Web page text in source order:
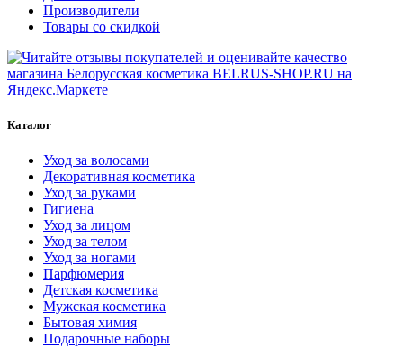
Производители
Товары со скидкой
Каталог
Уход за волосами
Декоративная косметика
Уход за руками
Гигиена
Уход за лицом
Уход за телом
Уход за ногами
Парфюмерия
Детская косметика
Мужская косметика
Бытовая химия
Подарочные наборы